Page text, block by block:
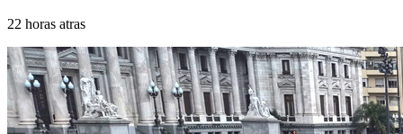
22 horas atras